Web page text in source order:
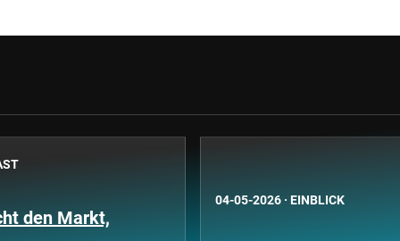
den Markt,
04-05-2026 · EINBLICK